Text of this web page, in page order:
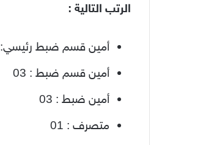
الرتب التالية :
أمين قسم ضبط رئيسي: 01
أمين قسم ضبط : 03
أمين ضبط : 03
متصرف : 01